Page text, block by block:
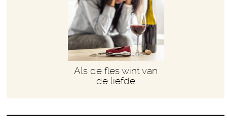
Als de fles wint van
de liefde